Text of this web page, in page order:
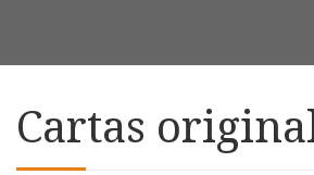
Cartas